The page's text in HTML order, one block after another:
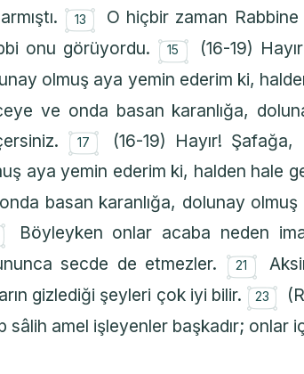
۝
13 O hiçbir zaman
onu görüyordu. ۝
15
(16-19)
olmuş aya yemin ederim ki,
ve onda basan karanlığa,
۝
17
(16-19) Hayır!
aya yemin ederim ki, halden hale
basan karanlığa, dolunay
Böyleyken onlar acaba neden
secde de etmezler. ۝
21
gizlediği şeyleri çok iyi bilir. ۝
23
sâlih amel işleyenler başkadır; onlar